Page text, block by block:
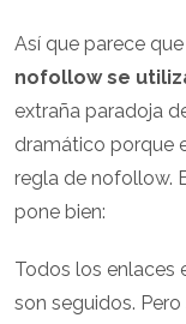
Así que parece
nofollow se
extraña paradoja
dramático porque
regla de nofollow.
pone bien:
Todos los enlaces
son seguidos.